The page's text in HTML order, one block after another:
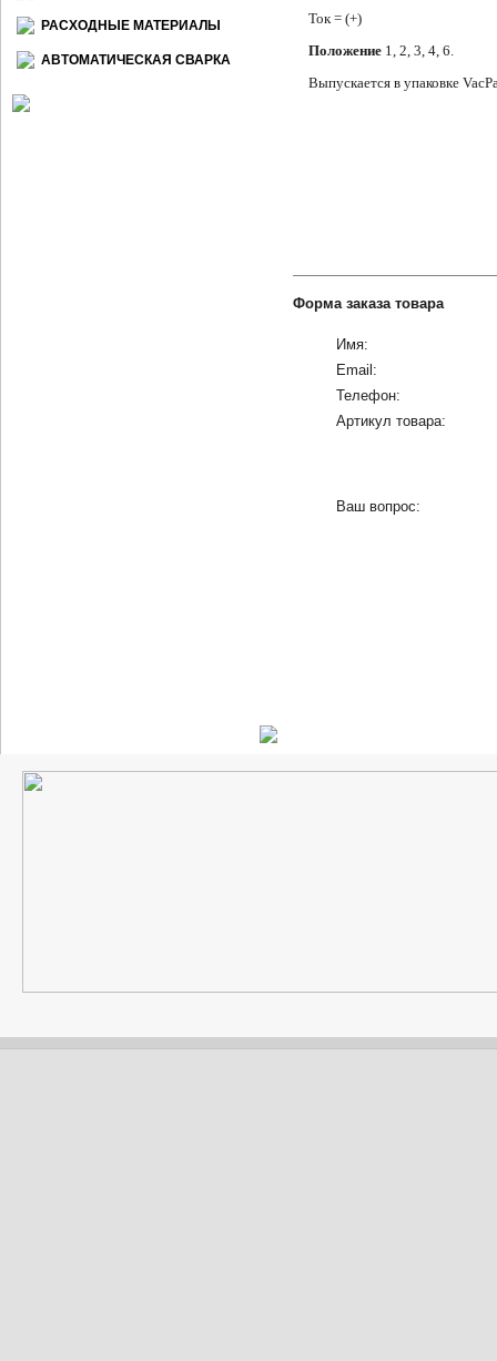
РАСХОДНЫЕ МАТЕРИАЛЫ
АВТОМАТИЧЕСКАЯ СВАРКА
Ток = (+)
Положение 1, 2, 3, 4, 6
Выпускается в упаковке
Форма заказа товара
Имя:
Email:
Телефон:
Артикул товара:
Ваш вопрос: